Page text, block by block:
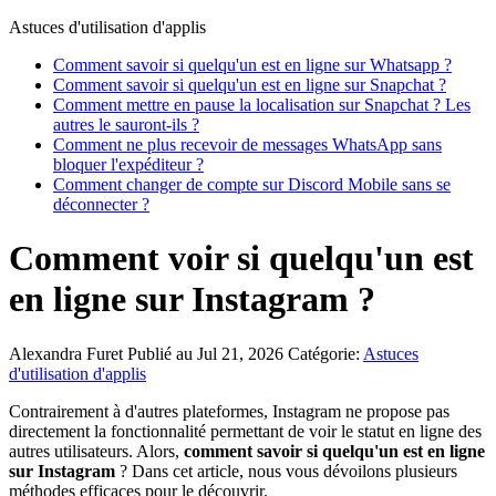
Astuces d'utilisation d'applis
Comment savoir si quelqu'un est en ligne sur Whatsapp ?
Comment savoir si quelqu'un est en ligne sur Snapchat ?
Comment mettre en pause la localisation sur Snapchat ? Les
autres le sauront-ils ?
Comment ne plus recevoir de messages WhatsApp sans
bloquer l'expéditeur ?
Comment changer de compte sur Discord Mobile sans se
déconnecter ?
Comment voir si quelqu'un est
en ligne sur Instagram ?
Alexandra Furet Publié au Jul 21, 2026 Catégorie: Astuces
d'utilisation d'applis
Contrairement à d'autres plateformes, Instagram ne propose pas
directement la fonctionnalité permettant de voir le statut en ligne des
autres utilisateurs. Alors, comment savoir si quelqu'un est en ligne
sur Instagram ? Dans cet article, nous vous dévoilons plusieurs
méthodes efficaces pour le découvrir.